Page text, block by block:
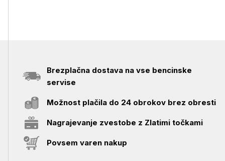
Brezplačna dostava na vse bencinske
servise
Možnost plačila do 24 obrokov brez obresti
Nagrajevanje zvestobe z Zlatimi točkami
Povsem varen nakup